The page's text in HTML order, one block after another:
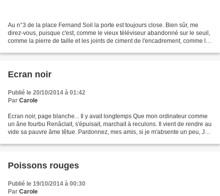
Au n°3 de la place Fernand Soil la porte est toujours close. Bien sûr, me
direz-vous, puisque c'est, comme le vieux téléviseur abandonné sur le seuil,
comme la pierre de taille et les joints de ciment de l'encadrement, comme le
Ecran noir
Publié le 20/10/2014 à 01:42
Par Carole
Ecran noir, page blanche... Il y avait longtemps Que mon ordinateur comme
un âne fourbu Renâclait, s'épuisait, marchait à reculons. Il vient de rendre au
vide sa pauvre âme têtue. Pardonnez, mes amis, si je m'absente un peu, Je
Poissons rouges
Publié le 19/10/2014 à 00:30
Par Carole